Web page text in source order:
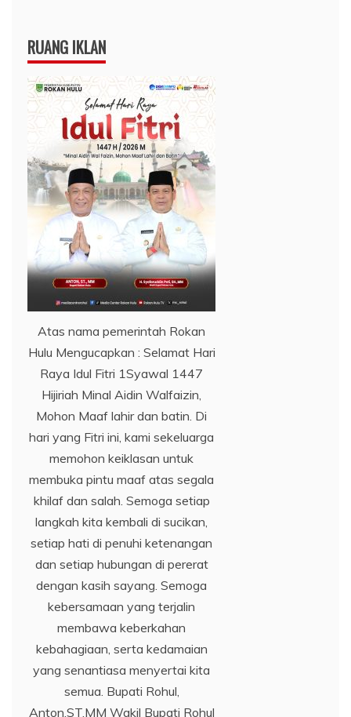
RUANG IKLAN
Atas nama pemerintah Rokan
Hulu Mengucapkan : Selamat Hari
Raya Idul Fitri 1Syawal 1447
Hijiriah Minal Aidin Walfaizin,
Mohon Maaf lahir dan batin. Di
hari yang Fitri ini, kami sekeluarga
memohon keiklasan untuk
membuka pintu maaf atas segala
khilaf dan salah. Semoga setiap
langkah kita kembali di sucikan,
setiap hati di penuhi ketenangan
dan setiap hubungan di pererat
dengan kasih sayang. Semoga
kebersamaan yang terjalin
membawa keberkahan
kebahagiaan, serta kedamaian
yang senantiasa menyertai kita
semua. Bupati Rohul,
Anton,ST.MM Wakil Bupati Rohul